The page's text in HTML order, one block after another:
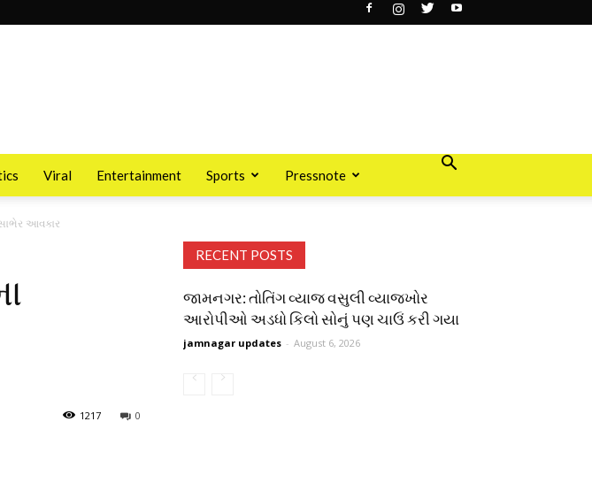
Viral Entertainment Sports Pressnote
આવકાર
0
1217
RECENT POSTS
જામનગર: તોતિંગ વ્યાજ વસુલી વ્યાજખોર
આરોપીઓ અડધો કિલો સોનું પણ ચાઉં કરી ગયા
jamnagar updates - August 6, 2026